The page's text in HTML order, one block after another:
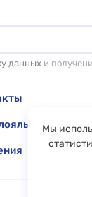
данных и
Мы